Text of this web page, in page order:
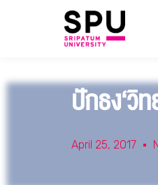
ปักธง‘วิ